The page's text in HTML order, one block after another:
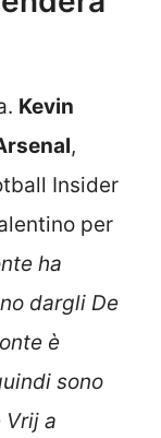
Kevin
,
Insider
per
ha
dargli De
è
sono
Vrij a